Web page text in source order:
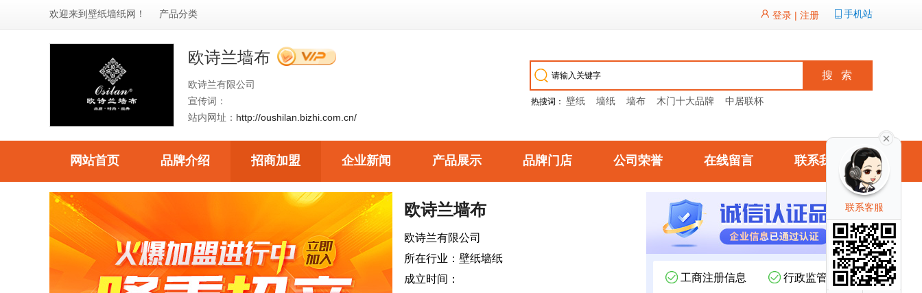
欢迎来到 壁纸墙纸网 ！ 产品分类 登录 | 注册 手机站
欧诗兰墙布
欧诗兰有限公司
宣传词：
站内网址： http://oushilan.bizhi.com.cn/
热搜词： 壁纸 墙纸 墙布 木门十大品牌 中居联杯
网站首页 品牌介绍 招商加盟 企业新闻 产品展示 品牌门店 公司荣誉 在线留言 联系我们
欧诗兰墙布
欧诗兰有限公司
所在行业：壁纸墙纸
成立时间：
工商注册信息 行政监管记录
联系客服